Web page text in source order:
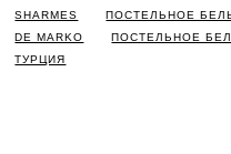
SHARMES
ПОСТЕЛЬНОЕ
DE MARKO
ПОСТЕЛЬНОЕ
ТУРЦИЯ